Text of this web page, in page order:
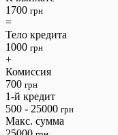
1700 грн
=
Тело кредита
1000 грн
+
Комиссия
700 грн
1-й кредит
500 - 25000 грн
Макс. сумма